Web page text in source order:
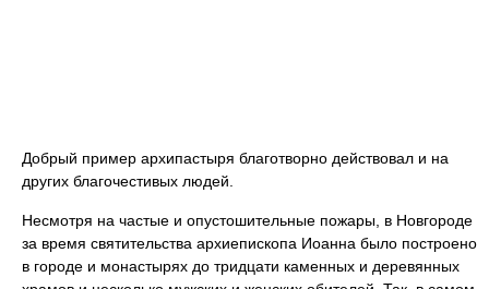
Добрый пример архипастыря благотворно действовал и на
других благочестивых людей.
Несмотря на частые и опустошительные пожары, в Новгороде
за время святительства архиепископа Иоанна было построено
в городе и монастырях до тридцати каменных и деревянных